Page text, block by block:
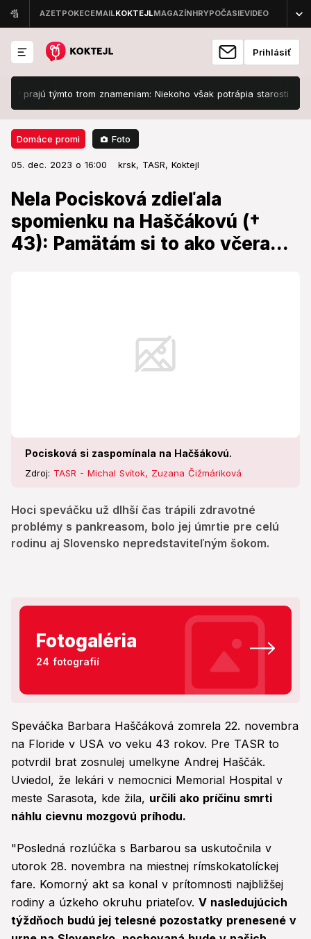
Prihlásiť
týmto trom znameniam: Niekoho však potrápia starosti s dôverou
Domáce promi Foto
05. dec. 2023 o 16:00 krsk, TASR, Koktejl
Nela Pocisková zdieľala
spomienku na Haščákovú (†
43): Pamätám si to ako včera...
Pocisková si zaspomínala na Hačšákovú.
Zdroj: TASR - Michal Svítok, Zuzana Čižmáriková
Hoci speváčku už dlhší čas trápili zdravotné
problémy s pankreasom, bolo jej úmrtie pre celú
rodinu aj Slovensko nepredstaviteľným šokom.
Domáce promi 05. dec. 2023 o 16:00
Nela Pocisková zdieľala
spomienku na Haščákovú († 43):
Pamätám si to ako včera...
Hoci speváčku už dlhší čas trápili zdravotné problémy
Fotogaléria
24 fotografií
Speváčka Barbara Haščáková zomrela 22. novembra
na Floride v USA vo veku 43 rokov. Pre TASR to
potvrdil brat zosnulej umelkyne Andrej Haščák.
Uviedol, že lekári v nemocnici Memorial Hospital v
meste Sarasota, kde žila, určili ako príčinu smrti
náhlu cievnu mozgovú príhodu.
"Posledná rozlúčka s Barbarou sa uskutočnila v
utorok 28. novembra na miestnej rímskokatolíckej
fare. Komorný akt sa konal v prítomnosti najbližšej
rodiny a úzkeho okruhu priateľov. V nasledujúcich
týždňoch budú jej telesné pozostatky prenesené v